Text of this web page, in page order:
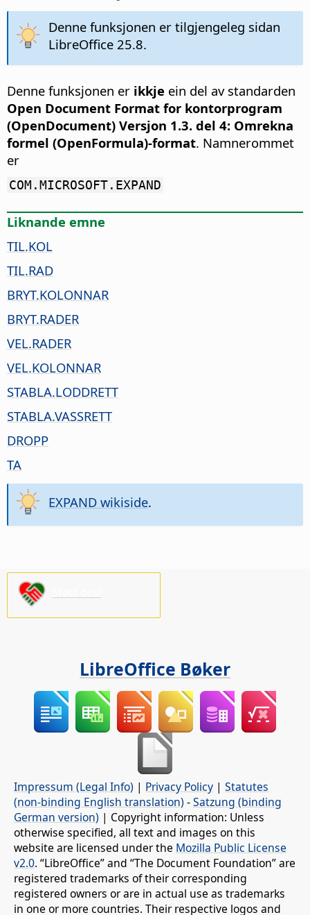
Denne funksjonen er tilgjengeleg sidan
LibreOffice 25.8.
Denne funksjonen er ikkje ein del av standarden
Open Document Format for kontorprogram
(OpenDocument) Versjon 1.3. del 4: Omrekna
formel (OpenFormula)-format. Namnerommet
er
COM.MICROSOFT.EXPAND
Liknande emne
TIL.KOL
TIL.RAD
BRYT.KOLONNAR
BRYT.RADER
VEL.RADER
VEL.KOLONNAR
STABLA.LODDRETT
STABLA.VASSRETT
DROPP
TA
EXPAND wikiside.
LibreOffice Bøker
Impressum (Legal Info) | Privacy Policy | Statutes
(non-binding English translation) -Satzung (binding
German version) | Copyright information: Unless
otherwise specified, all text and images on this
website are licensed under the Mozilla Public License
v2.0. “LibreOffice” and “The Document Foundation” are
registered trademarks of their corresponding
registered owners or are in actual use as trademarks
in one or more countries. Their respective logos and